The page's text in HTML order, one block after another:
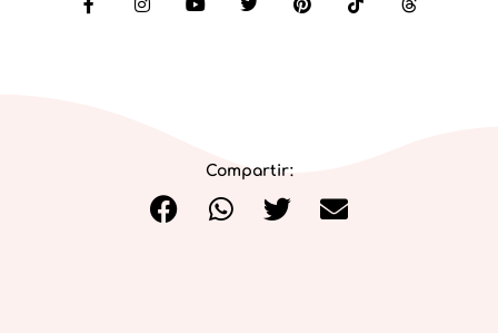
Compartir: